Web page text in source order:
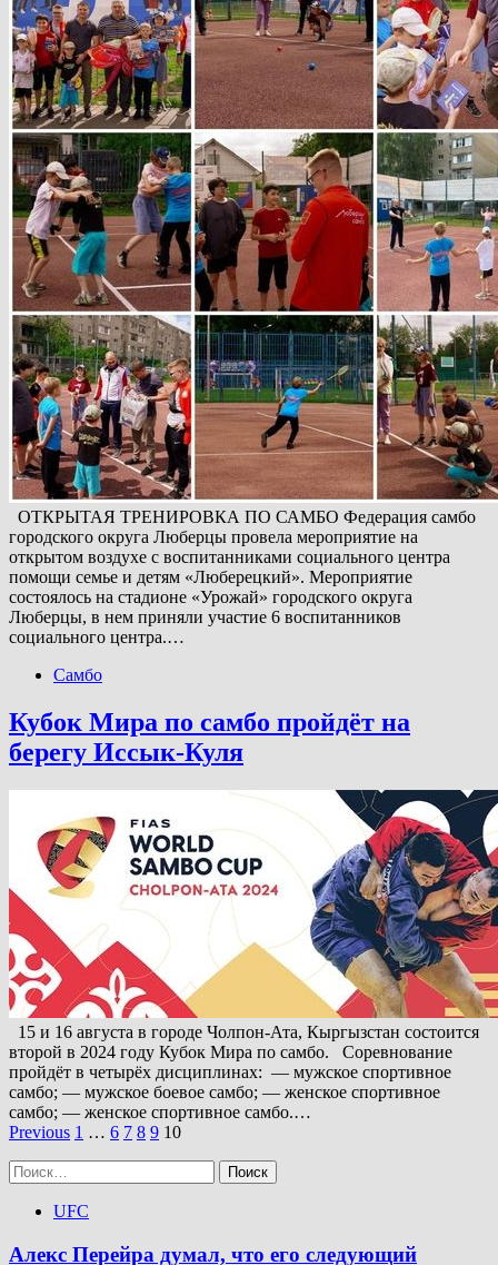
ОТКРЫТАЯ ТРЕНИРОВКА ПО САМБО Федерация самбо
городского округа Люберцы провела мероприятие на
открытом воздухе с воспитанниками социального центра
помощи семье и детям «Люберецкий». Мероприятие
состоялось на стадионе «Урожай» городского округа
Люберцы, в нем приняли участие 6 воспитанников
социального центра.…
Самбо
Кубок Мира по самбо пройдёт на
берегу Иссык-Куля
15 и 16 августа в городе Чолпон-Ата, Кыргызстан состоится
второй в 2024 году Кубок Мира по самбо. Соревнование
пройдёт в четырёх дисциплинах: — мужское спортивное
самбо; — мужское боевое самбо; — женское спортивное
самбо; — женское спортивное самбо.…
Пагинация
записей
Previous 1 … 6 7 8 9 10
Найти:
UFC
Алекс Перейра думал, что его следующий